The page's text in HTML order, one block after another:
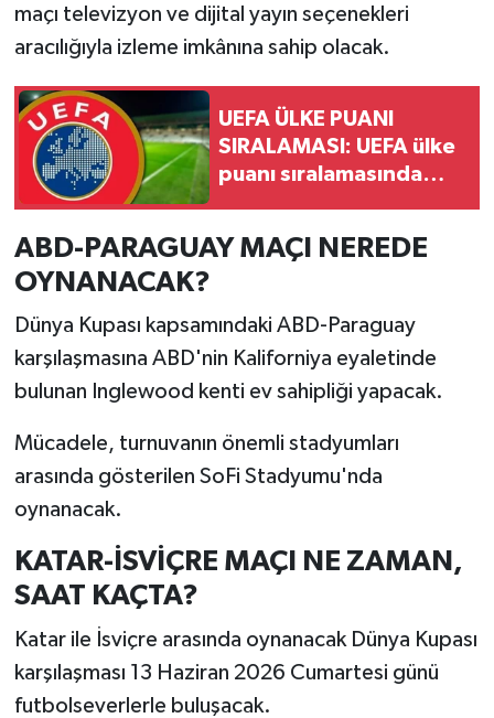
maçı televizyon ve dijital yayın seçenekleri
aracılığıyla izleme imkânına sahip olacak.
UEFA ÜLKE PUANI
SIRALAMASI: UEFA ülke
puanı sıralamasında
ABD-PARAGUAY MAÇI NEREDE
OYNANACAK?
Dünya Kupası kapsamındaki ABD-Paraguay
karşılaşmasına ABD'nin Kaliforniya eyaletinde
bulunan Inglewood kenti ev sahipliği yapacak.
Mücadele, turnuvanın önemli stadyumları
arasında gösterilen SoFi Stadyumu'nda
oynanacak.
KATAR-İSVİÇRE MAÇI NE ZAMAN,
SAAT KAÇTA?
Katar ile İsviçre arasında oynanacak Dünya Kupası
karşılaşması 13 Haziran 2026 Cumartesi günü
futbolseverlerle buluşacak.